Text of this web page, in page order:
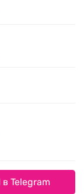
Telegram